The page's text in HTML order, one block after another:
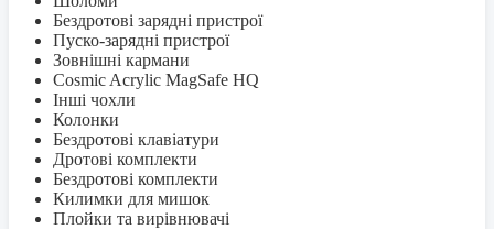
Бездротові зарядні пристрої
Пуско-зарядні пристрої
Зовнішні кармани
Cosmic Acrylic MagSafe HQ
Інші чохли
Колонки
Бездротові клавіатури
Дротові комплекти
Бездротові комплекти
Килимки для мишок
Плойки та вирівнювачі